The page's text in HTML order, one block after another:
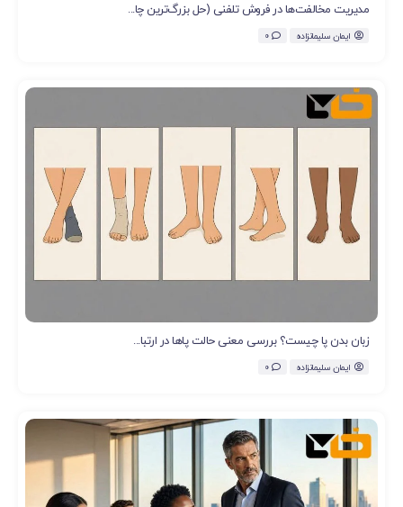
مدیریت مخالفت‌ها در فروش تلفنی (حل بزرگ‌ترین چا...
ایمان سلیمانزاده 0
زبان بدن پا چیست؟ بررسی معنی حالت پاها در ارتبا...
ایمان سلیمانزاده 0